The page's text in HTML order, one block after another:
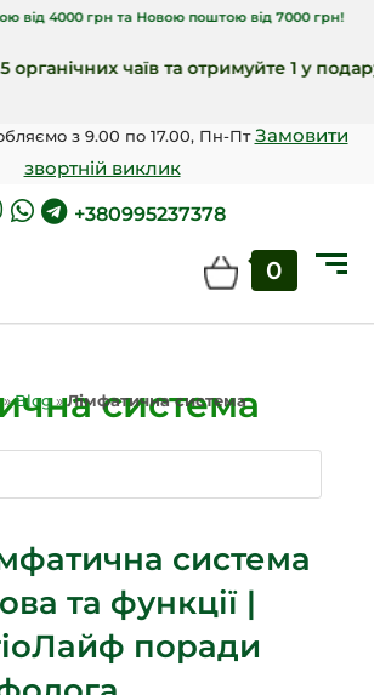
та Новою поштою від 7000 грн!
чаїв та отримуйте 1 у подарунок 🎁!
з 9.00 по 17.00, Пн-ПтЗамовити
звортній виклик
+380995237378
0
система
»Blog»Лімфатична система